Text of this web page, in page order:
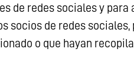
seguridad
de redes sociales y para
de redes sociales,
o que hayan